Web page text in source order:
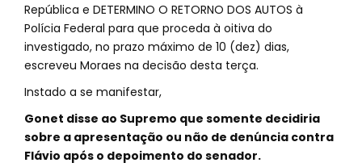
República e DETERMINO O RETORNO DOS AUTOS à
Polícia Federal para que proceda à oitiva do
investigado, no prazo máximo de 10 (dez) dias,
escreveu Moraes na decisão desta terça.
Instado a se manifestar,
Gonet disse ao Supremo que somente decidiria
sobre a apresentação ou não de denúncia contra
Flávio após o depoimento do senador.